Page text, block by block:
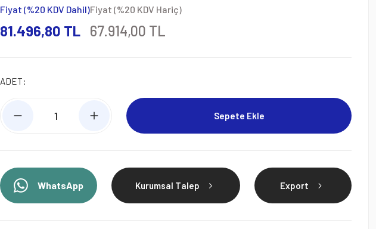
Fiyat (%20 KDV Dahil)
81.496,80 TL
Fiyat (%20 KDV Hariç)
67.914,00 TL
ADET:
Sepete Ekle
WhatsApp Kurumsal Talep Export